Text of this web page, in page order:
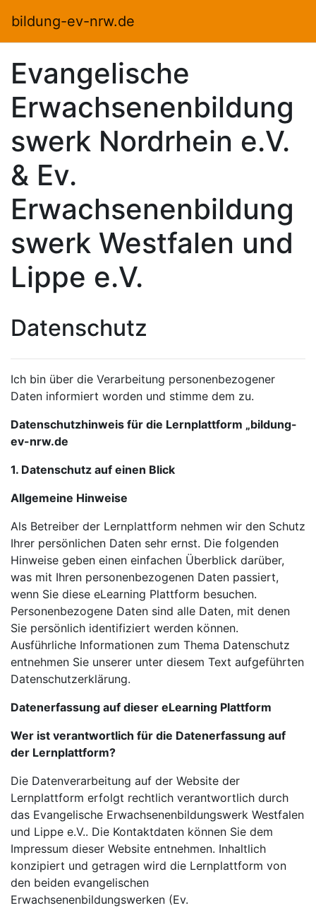
bildung-ev-nrw.de
Evangelische
Erwachsenenbildung
swerk Nordrhein e.V.
& Ev.
Erwachsenenbildung
swerk Westfalen und
Lippe e.V.
Datenschutz
Ich bin über die Verarbeitung personenbezogener
Daten informiert worden und stimme dem zu.
Datenschutzhinweis für die Lernplattform „bildung-
ev-nrw.de
1. Datenschutz auf einen Blick
Allgemeine Hinweise
Als Betreiber der Lernplattform nehmen wir den Schutz
Ihrer persönlichen Daten sehr ernst. Die folgenden
Hinweise geben einen einfachen Überblick darüber,
was mit Ihren personenbezogenen Daten passiert,
wenn Sie diese eLearning Plattform besuchen.
Personenbezogene Daten sind alle Daten, mit denen
Sie persönlich identifiziert werden können.
Ausführliche Informationen zum Thema Datenschutz
entnehmen Sie unserer unter diesem Text aufgeführten
Datenschutzerklärung.
Datenerfassung auf dieser eLearning Plattform
Wer ist verantwortlich für die Datenerfassung auf
der Lernplattform?
Die Datenverarbeitung auf der Website der
Lernplattform erfolgt rechtlich verantwortlich durch
das Evangelische Erwachsenenbildungswerk Westfalen
und Lippe e.V.. Die Kontaktdaten können Sie dem
Impressum dieser Website entnehmen. Inhaltlich
konzipiert und getragen wird die Lernplattform von
den beiden evangelischen
Erwachsenenbildungswerken (Ev.